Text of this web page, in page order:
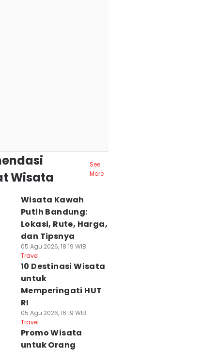
Wisata
See
More
Wisata Kawah
Putih Bandung:
Lokasi, Rute, Harga,
dan Tipsnya
05 Agu 2026, 18:19 WIB
Travel
10 Destinasi Wisata
untuk
Memperingati HUT
RI
05 Agu 2026, 16:19 WIB
Travel
Promo Wisata
untuk Orang